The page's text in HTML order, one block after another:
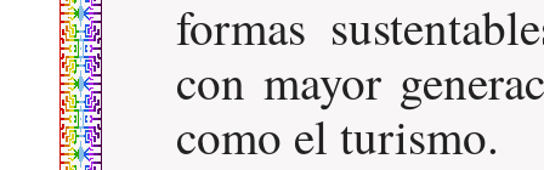
formas
con mayor
como el turismo.